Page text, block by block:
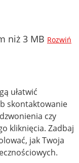
niż 3 MB Rozwiń
ułatwić
skontaktowanie
czy
kliknięcia. Zadbaj
jak Twoja